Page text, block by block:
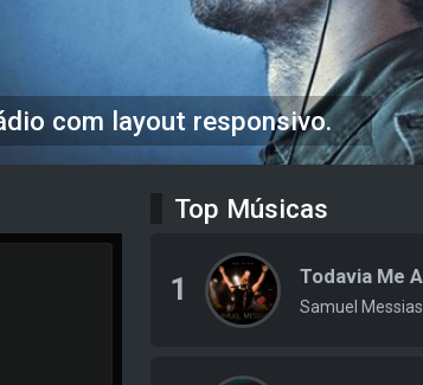
com layout responsivo.
Top Músicas
1 Todavia Me
Samuel Messias